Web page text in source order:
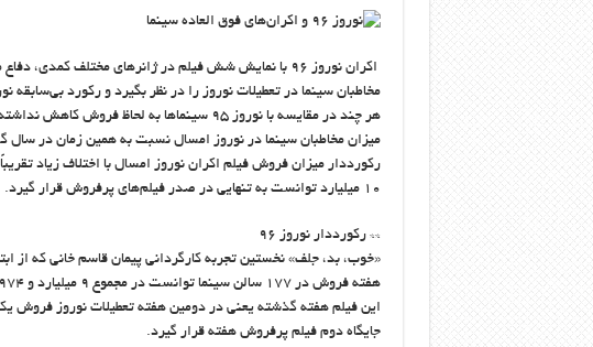
اکران نوروز ۹۶ با نمایش شش فیلم در ژانرهای مختلف
مخاطبان سینما در تعطیلات نوروز را در نظر بگیرد و رکورد بی‌سابقه نوروز ۹۵ را همچنان
هر چند در مقایسه با نوروز ۹۵ سینماها به لحاظ
میزان مخاطبان سینما در نوروز امسال نسبت به همین زمان در
رکورددار میزان فروش فیلم اکران نوروز امسال با اختلاف زیاد
۱۰ میلیارد توانست به تنهایی در صدر فیلم‌های پرفروش قرار گیرد.
** رکورددار نوروز ۹۶
هفته فروش در ۱۷۷ سالن سینما توانست در مجموع ۹ میلیارد و ۹۷۴ میلیون تومان فروش داشته باشد.
جایگاه دوم فیلم پرفروش هفته قرار گیرد.